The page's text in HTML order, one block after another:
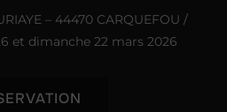
– 44470 CARQUEFOU /
et dimanche 22 mars 2026